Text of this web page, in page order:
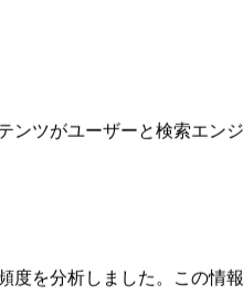
コンテンツを提供すること
より検索エンジンでの可視